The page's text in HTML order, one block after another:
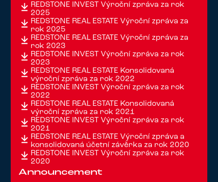
REDSTONE INVEST Výroční zpráva za rok
2025
REDSTONE REAL ESTATE Výroční zpráva za
rok 2025
REDSTONE REAL ESTATE Výroční zpráva za
rok 2023
REDSTONE INVEST Výroční zpráva za rok
2023
REDSTONE REAL ESTATE Konsolidovaná
výroční zpráva za rok 2022
REDSTONE INVEST Výroční zpráva za rok
2022
REDSTONE REAL ESTATE Konsolidovaná
výroční zpráva za rok 2021
REDSTONE INVEST Výroční zpráva za rok
2021
REDSTONE REAL ESTATE Výroční zpráva a
konsolidovaná účetní závěrka za rok 2020
REDSTONE INVEST Výroční zpráva za rok
2020
Announcement